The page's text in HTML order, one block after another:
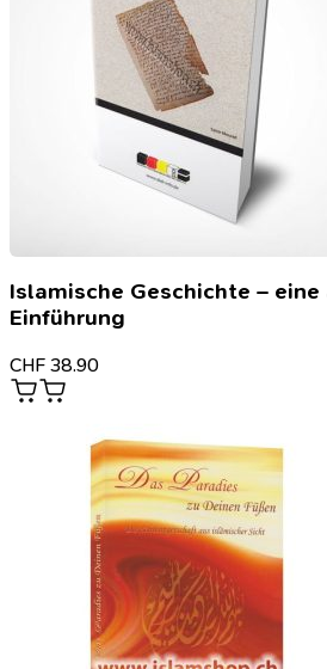
Islamische Geschichte –
Einführung
CHF 38.90